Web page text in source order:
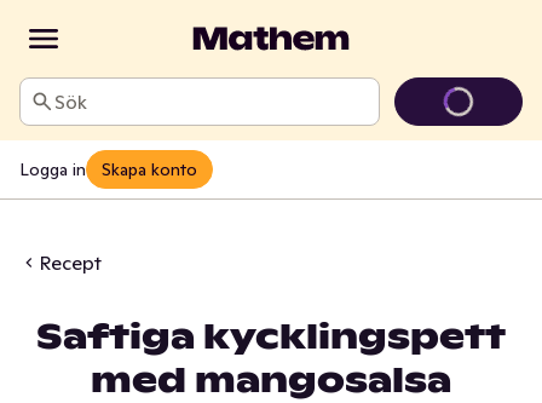
Sök
Logga in Skapa konto
Recept
Saftiga kycklingspett
med mangosalsa